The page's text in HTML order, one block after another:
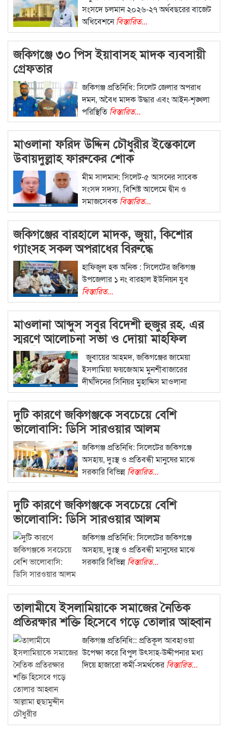
সংসদে চলমান ২০২৬-২৭ অর্থবছরের বাজেট
অধিবেশনেবিস্তারিত...
জকিগঞ্জে ৩০ পিস ইয়াবাসহ মাদক ব্যবসায়ী
গ্রেফতার
জকিগঞ্জ প্রতিনিধি: সিলেট জেলার অপরাধ
দমন, অবৈধ মাদক উদ্ধার এবং আইন-শৃঙ্খলা
পরিস্থিতি বিস্তারিত...
মাওলানা ফরিদ উদ্দিন চৌধুরীর ইন্তেকালে
উবায়দুল্লাহ ফারুকের শোক
মীম সালমান: সিলেট-৫ আসনের সাবেক
সংসদ সদস্য, বিশিষ্ট আলেমে দ্বীন ও
সমাজসেবক বিস্তারিত...
জকিগঞ্জের বারহালে মাদক, জুয়া, কিশোর
গ্যাংসহ সকল অপরাধের বিরুদ্ধে
সচেতনতামূলক সমাবেশ অনুষ্ঠিত
হাফিজুল হক অনিক : সিলেটের জকিগঞ্জ
উপজেলার ১ নং বারহাল ইউনিয়ন যুব
বিস্তারিত...
মাওলানা আব্দুস সবুর বিদেশী হুজুর রহ. এর
স্মরণে আলোচনা সভা ও দোয়া মাহফিল
অনুষ্ঠিত
জুবায়ের আহমদ, জকিগঞ্জের জামেয়া
ইসলামিয়া ফয়জেআম মুনশীবাজারের
দীর্ঘদিনের সিনিয়র মুহাদ্দিস মাওলানা
বিস্তারিত...
দুটি কারণে জকিগঞ্জকে সবচেয়ে বেশি
ভালোবাসি: ডিসি সারওয়ার আলম
জকিগঞ্জ প্রতিনিধি: সিলেটের জকিগঞ্জে
অসহায়, দুঃস্থ ও প্রতিবন্ধী মানুষের মাঝে
সরকারি বিভিন্ন বিস্তারিত...
দুটি কারণে জকিগঞ্জকে সবচেয়ে বেশি
ভালোবাসি: ডিসি সারওয়ার আলম
জকিগঞ্জ প্রতিনিধি: সিলেটের জকিগঞ্জে
অসহায়, দুঃস্থ ও প্রতিবন্ধী মানুষের মাঝে
সরকারি বিভিন্ন বিস্তারিত...
তালামীযে ইসলামিয়াকে সমাজের নৈতিক
প্রতিরক্ষার শক্তি হিসেবে গড়ে তোলার আহ্বান
আল্লামা হুছামুদ্দীন চৌধুরীরজকিগঞ্জ প্রতিনিধি:: প্রতিকূল আবহাওয়া
উপেক্ষা করে বিপুল উৎসাহ-উদ্দীপনার মধ্য
দিয়ে হাজারো কর্মী-সমর্থকেরবিস্তারিত...